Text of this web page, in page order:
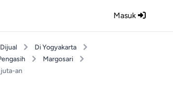
Masuk
Dijual
Di Yogyakarta
Margosari
an